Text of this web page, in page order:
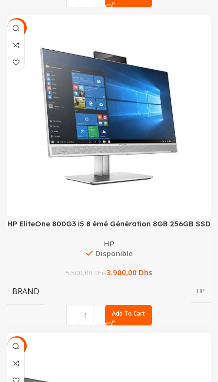
SALE
HP EliteOne 800G3 i5 8 émé Génération 8GB 256GB SSD
HP
Disponible
5.500,00Dhs3.900,00 Dhs
BRAND HP
Add To Cart
SALE